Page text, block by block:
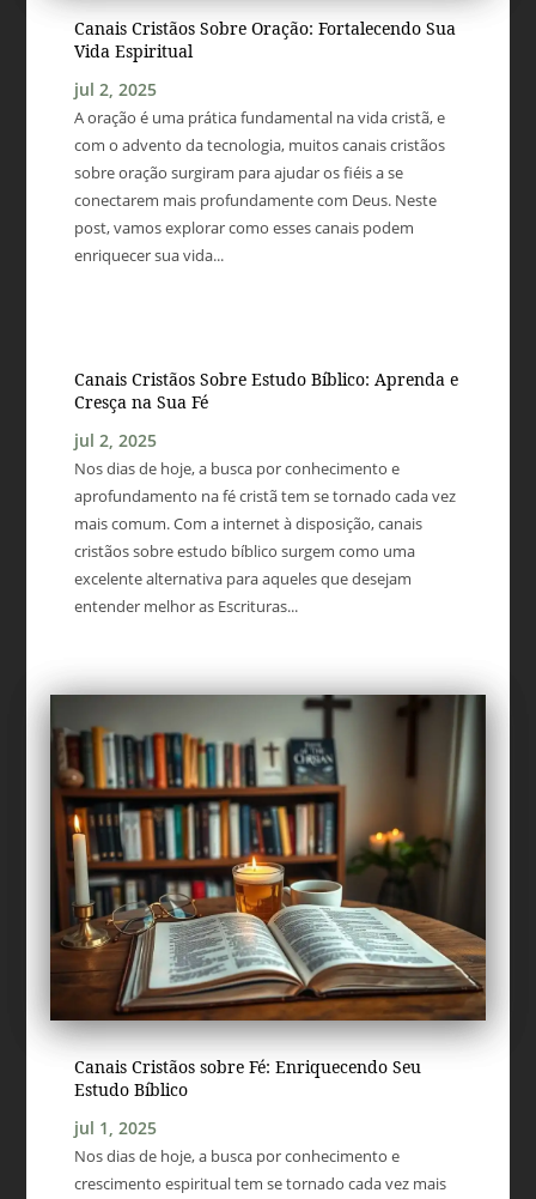
Canais Cristãos Sobre Oração: Fortalecendo Sua
Vida Espiritual
jul 2, 2025
A oração é uma prática fundamental na vida cristã, e
com o advento da tecnologia, muitos canais cristãos
sobre oração surgiram para ajudar os fiéis a se
conectarem mais profundamente com Deus. Neste
post, vamos explorar como esses canais podem
enriquecer sua vida...
Canais Cristãos Sobre Estudo Bíblico: Aprenda e
Cresça na Sua Fé
jul 2, 2025
Nos dias de hoje, a busca por conhecimento e
aprofundamento na fé cristã tem se tornado cada vez
mais comum. Com a internet à disposição, canais
cristãos sobre estudo bíblico surgem como uma
excelente alternativa para aqueles que desejam
entender melhor as Escrituras...
Canais Cristãos sobre Fé: Enriquecendo Seu
Estudo Bíblico
jul 1, 2025
Nos dias de hoje, a busca por conhecimento e
crescimento espiritual tem se tornado cada vez mais